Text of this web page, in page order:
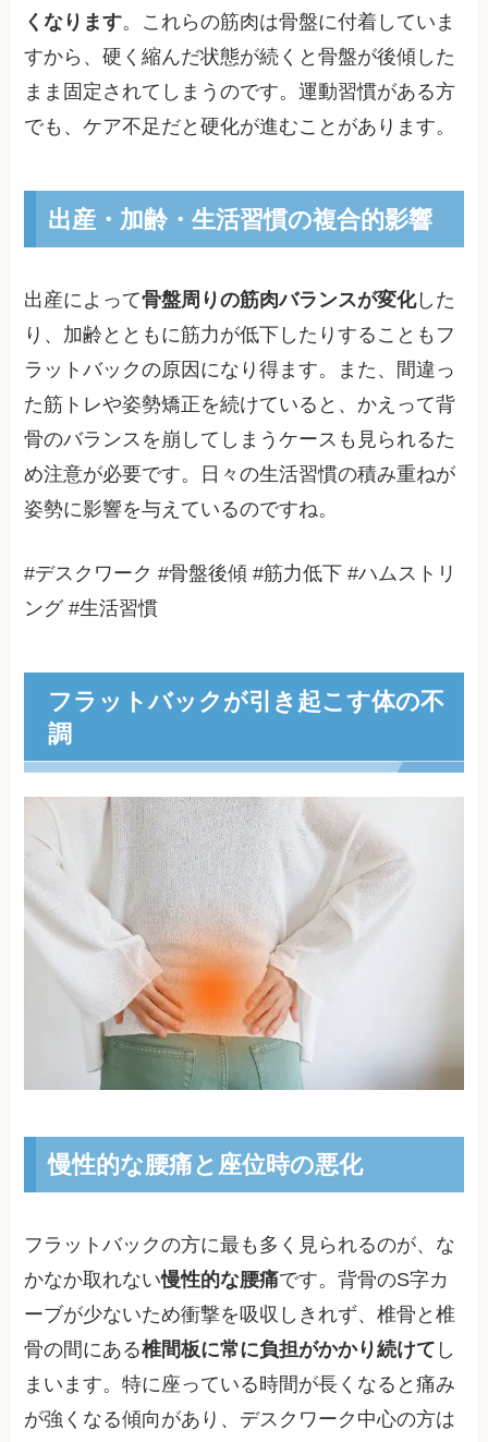
くなります。これらの筋肉は骨盤に付着していま
すから、硬く縮んだ状態が続くと骨盤が後傾した
まま固定されてしまうのです。運動習慣がある方
でも、ケア不足だと硬化が進むことがあります。
出産・加齢・生活習慣の複合的影響
出産によって骨盤周りの筋肉バランスが変化した
り、加齢とともに筋力が低下したりすることもフ
ラットバックの原因になり得ます。また、間違っ
た筋トレや姿勢矯正を続けていると、かえって背
骨のバランスを崩してしまうケースも見られるた
め注意が必要です。日々の生活習慣の積み重ねが
姿勢に影響を与えているのですね。
#デスクワーク #骨盤後傾 #筋力低下 #ハムストリ
ング #生活習慣
フラットバックが引き起こす体の不
調
慢性的な腰痛と座位時の悪化
フラットバックの方に最も多く見られるのが、な
かなか取れない慢性的な腰痛です。背骨のS字カ
ーブが少ないため衝撃を吸収しきれず、椎骨と椎
骨の間にある椎間板に常に負担がかかり続けて し
まいます。特に座っている時間が長くなると痛み
が強くなる傾向があり、デスクワーク中心の方は